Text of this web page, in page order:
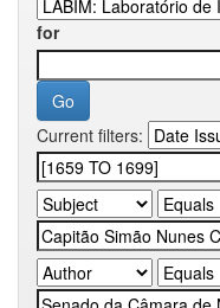
for
Current filters: